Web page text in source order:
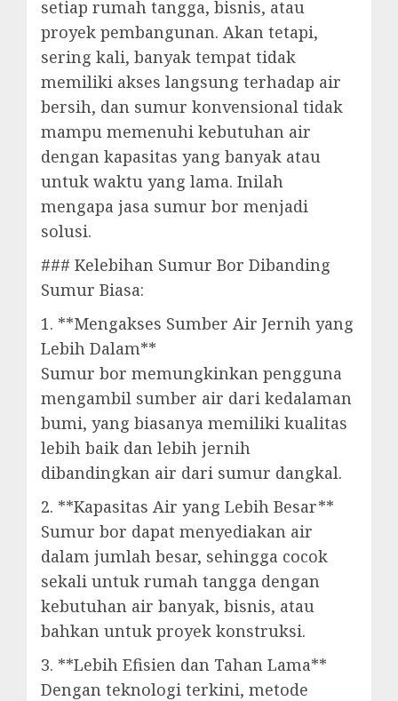
setiap rumah tangga, bisnis, atau
proyek pembangunan. Akan tetapi,
sering kali, banyak tempat tidak
memiliki akses langsung terhadap air
bersih, dan sumur konvensional tidak
mampu memenuhi kebutuhan air
dengan kapasitas yang banyak atau
untuk waktu yang lama. Inilah
mengapa jasa sumur bor menjadi
solusi.
### Kelebihan Sumur Bor Dibanding
Sumur Biasa:
1. **Mengakses Sumber Air Jernih yang
Lebih Dalam**
Sumur bor memungkinkan pengguna
mengambil sumber air dari kedalaman
bumi, yang biasanya memiliki kualitas
lebih baik dan lebih jernih
dibandingkan air dari sumur dangkal.
2. **Kapasitas Air yang Lebih Besar**
Sumur bor dapat menyediakan air
dalam jumlah besar, sehingga cocok
sekali untuk rumah tangga dengan
kebutuhan air banyak, bisnis, atau
bahkan untuk proyek konstruksi.
3. **Lebih Efisien dan Tahan Lama**
Dengan teknologi terkini, metode